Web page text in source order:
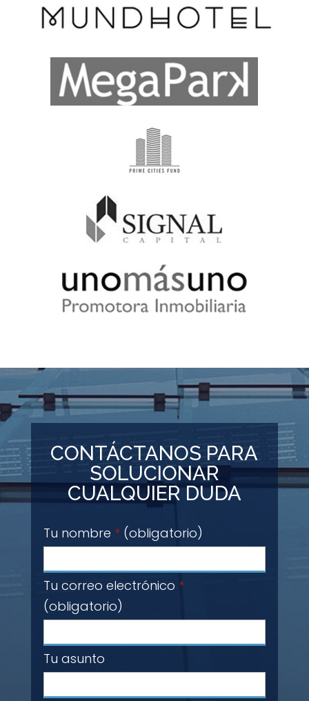
CONTÁCTANOS PARA
SOLUCIONAR
CUALQUIER DUDA
Tu nombre *(obligatorio)
Tu correo electrónico *
(obligatorio)
Tu asunto